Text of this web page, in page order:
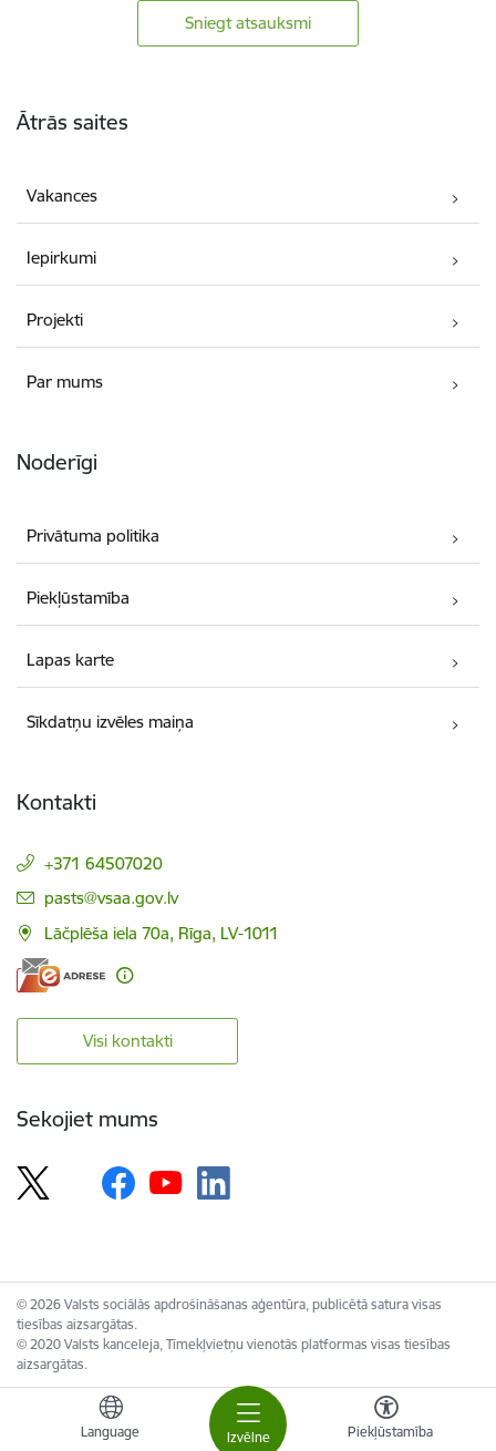
Izvēlne
Language Piekļūstamība
Sniegt atsauksmi
Ātrās saites
Vakances
Iepirkumi
Projekti
Par mums
Noderīgi
Privātuma politika
Piekļūstamība
Lapas karte
Sīkdatņu izvēles maiņa
Kontakti
+371 64507020
E-pasts:
pasts@vsaa.gov.lv
Lāčplēša iela 70a, Rīga, LV-1011
Visi kontakti
Sekojiet mums
© 2026 Valsts sociālās apdrošināšanas aģentūra, publicētā satura visas
tiesības aizsargātas.
© 2020 Valsts kanceleja, Tīmekļvietņu vienotās platformas visas tiesības
aizsargātas.